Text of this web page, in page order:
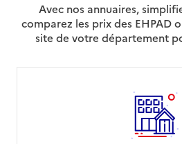
Avec nos annuaires,
comparez les prix des EHPAD
site de votre département